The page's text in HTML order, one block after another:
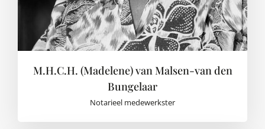
M.H.C.H. (Madelene) van Malsen-van den
Bungelaar
Notarieel medewerkster